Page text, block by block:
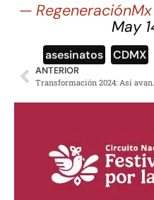
—
May
asesinatos CDMX
ANTERIOR
Transformación